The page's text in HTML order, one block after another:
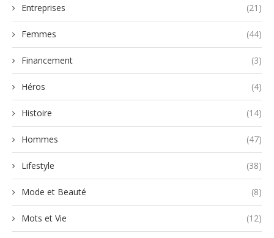
Entreprises (21)
Femmes (44)
Financement (3)
Héros (4)
Histoire (14)
Hommes (47)
Lifestyle (38)
Mode et Beauté (8)
Mots et Vie (12)